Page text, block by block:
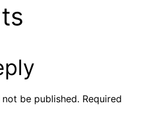
be published. Required